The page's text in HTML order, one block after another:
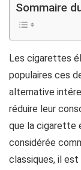
Sommaire
Les cigarettes
populaires ces
alternative
réduire leur
que la cigarette
considérée
classiques, il